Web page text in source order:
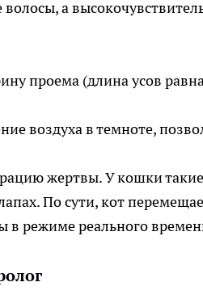
а
проема (длина усов
воздуха в темноте,
жертвы. У кошки
По сути, кот
в режиме реального